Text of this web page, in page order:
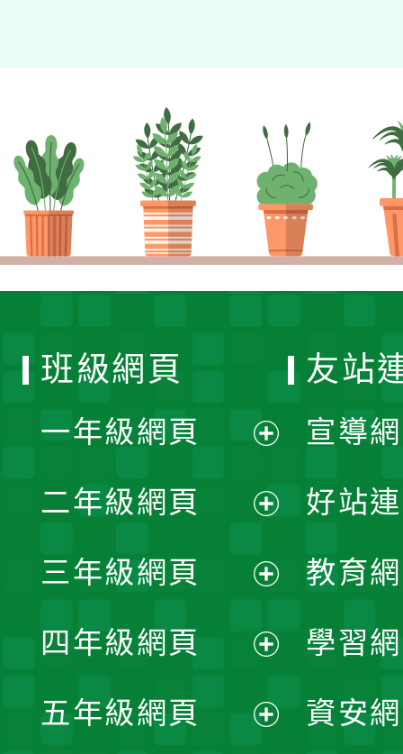
班級網頁
一年級網頁
開
選
單
二年級網頁
開
選
單
三年級網頁
開
選
四年級網頁
開
五年級網頁
友站
宣導
好站
教育
學習
資安